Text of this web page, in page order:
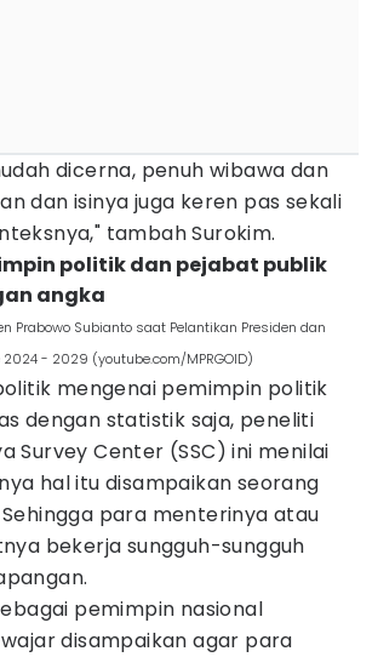
dicerna, penuh wibawa dan
dan isinya juga keren pas sekali
tambah Surokim.
politik dan pejabat publik
angka
Prabowo Subianto saat Pelantikan Presiden dan
2024 - 2029 (youtube.com/MPRGOID)
mengenai pemimpin politik
dengan statistik saja, peneliti
Survey Center (SSC) ini menilai
hal itu disampaikan seorang
para menterinya atau
bekerja sungguh-sungguh
pemimpin nasional
disampaikan agar para